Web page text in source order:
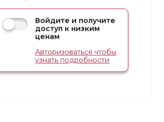
Войдите и получите
доступ к низким
ценам
Авторизоваться чтобы
узнать подробности